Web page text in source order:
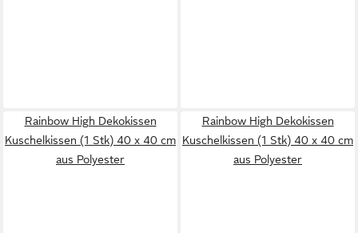
Rainbow High Dekokissen
Kuschelkissen (1 Stk) 40 x 40 cm
aus Polyester
Rainbow High Dekokissen
Kuschelkissen (1 Stk) 40 x 40 cm
aus Polyester